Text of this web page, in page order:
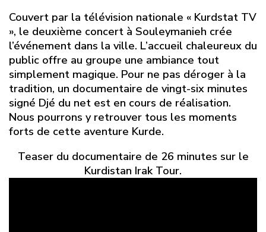
Couvert par la télévision nationale « Kurdstat TV
», le deuxième concert à Souleymanieh crée
l’événement dans la ville. L’accueil chaleureux du
public offre au groupe une ambiance tout
simplement magique. Pour ne pas déroger à la
tradition, un documentaire de vingt-six minutes
signé Djé du net est en cours de réalisation.
Nous pourrons y retrouver tous les moments
forts de cette aventure Kurde.
Teaser du documentaire de 26 minutes sur le
Kurdistan Irak Tour.